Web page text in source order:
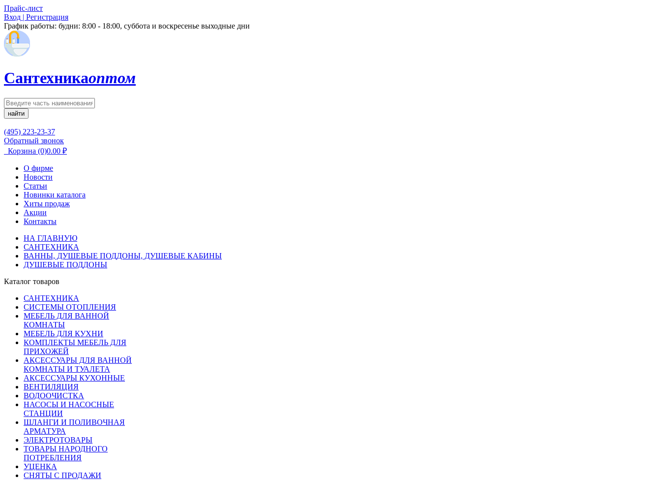
Прайс-лист
Вход | Регистрация
График работы: будни: 8:00 - 18:00, суббота и воскресенье выходные дни
Сантехникаоптом
найти
(495) 223-23-37
Обратный звонок
Корзина (0)0.00 ₽
О фирме
Новости
Статьи
Новинки каталога
Хиты продаж
Акции
Контакты
НА ГЛАВНУЮ
САНТЕХНИКА
ВАННЫ, ДУШЕВЫЕ ПОДДОНЫ, ДУШЕВЫЕ КАБИНЫ
ДУШЕВЫЕ ПОДДОНЫ
Каталог товаров
САНТЕХНИКА
СИСТЕМЫ ОТОПЛЕНИЯ
МЕБЕЛЬ ДЛЯ ВАННОЙ
КОМНАТЫ
МЕБЕЛЬ ДЛЯ КУХНИ
КОМПЛЕКТЫ МЕБЕЛЬ ДЛЯ
ПРИХОЖЕЙ
АКСЕССУАРЫ ДЛЯ ВАННОЙ
КОМНАТЫ И ТУАЛЕТА
АКСЕССУАРЫ КУХОННЫЕ
ВЕНТИЛЯЦИЯ
ВОДООЧИСТКА
НАСОСЫ И НАСОСНЫЕ
СТАНЦИИ
ШЛАНГИ И ПОЛИВОЧНАЯ
АРМАТУРА
ЭЛЕКТРОТОВАРЫ
ТОВАРЫ НАРОДНОГО
ПОТРЕБЛЕНИЯ
УЦЕНКА
СНЯТЫ С ПРОДАЖИ